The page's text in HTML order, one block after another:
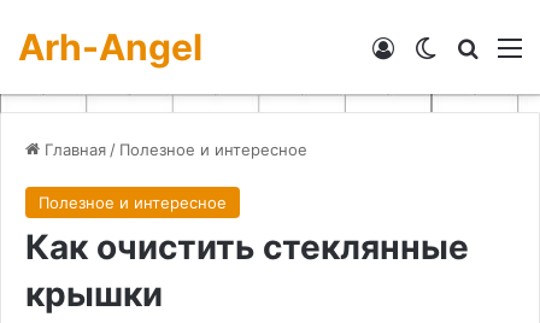
Arh-Angel Switch skin
Войти
Главная / Полезное и интересное
Полезное и интересное
Как очистить стеклянные
крышки